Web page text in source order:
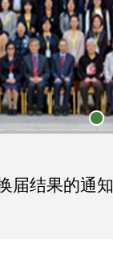
届结果的通知